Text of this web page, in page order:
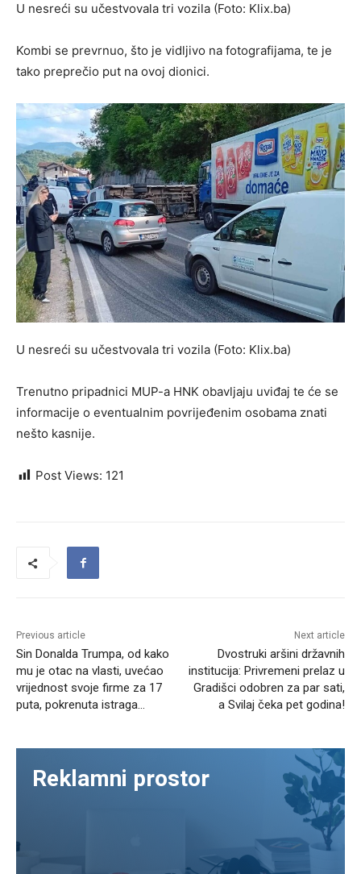
U nesreći su učestvovala tri vozila (Foto: Klix.ba)
Kombi se prevrnuo, što je vidljivo na fotografijama, te je
tako preprečio put na ovoj dionici.
U nesreći su učestvovala tri vozila (Foto: Klix.ba)
Trenutno pripadnici MUP-a HNK obavljaju uviđaj te će se
informacije o eventualnim povrijeđenim osobama znati
nešto kasnije.
Post Views: 121
Previous article
Sin Donalda Trumpa, od kako
mu je otac na vlasti, uvećao
vrijednost svoje firme za 17
puta, pokrenuta istraga…
Next article
Dvostruki aršini državnih
institucija: Privremeni prelaz u
Gradišci odobren za par sati,
a Svilaj čeka pet godina!
Reklamni prostor